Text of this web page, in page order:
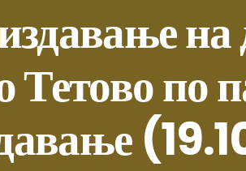
на
Тетово по